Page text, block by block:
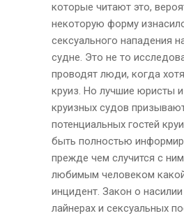
которые читают это,
некоторую форму
сексуального нападения
судне. Это не то
проводят люди, когда
круиз. Но лучшие юристы
круизных судов
потенциальных гостей
быть полностью
прежде чем случится с
любимым человеком
инцидент. Закон о
лайнерах и сексуальных